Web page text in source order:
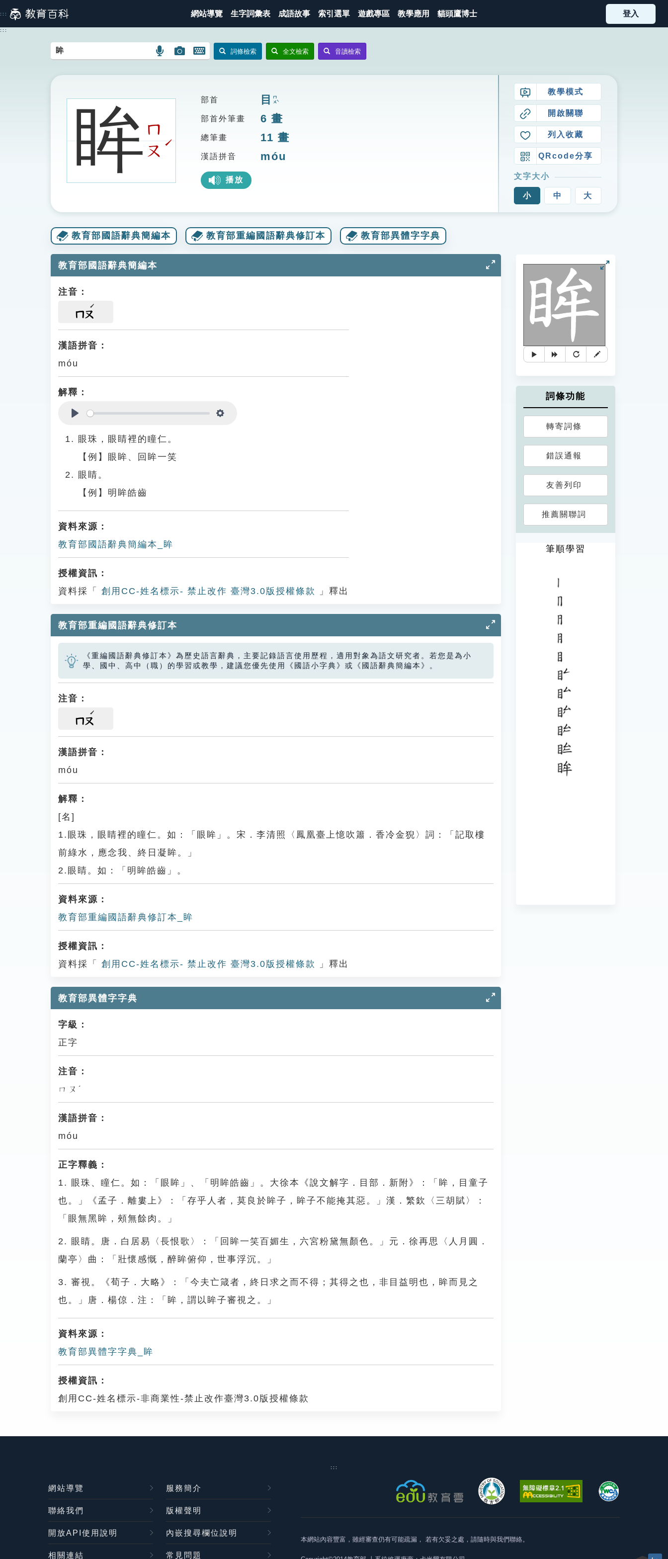
到
主
::: 網站導覽 生字詞彙表 成語故事 索引選單 遊戲專區 教學應用 貓頭鷹博士 登入
:::
語
搜
圖
圖
搜
開
鍵
圖
詞條檢索 全文檢索 音讀檢索
眸ㄇ
ㄡ
ˊ
部首 目 ㄇㄨˋ
部首外筆畫 6 畫
總筆畫 11 畫
漢語拼音 móu
播放
教學模式
開啟關聯
列入收藏
QRcode分享
文字大小
小 中 大
教育部國語辭典簡編本 教育部重編國語辭典修訂本 教育部異體字字典
教育部國語辭典簡編本
注音：
ㄇㄡ
漢語拼音：
móu
解釋：
眼珠，眼睛裡的瞳仁。
【例】眼眸、回眸一笑
眼睛。
【例】明眸皓齒
資料來源：
教育部國語辭典簡編本_眸
授權資訊：
資料採「
創用CC-姓名標示- 禁止改作 臺灣3.0版授權條款 」釋出
教育部重編國語辭典修訂本
《重編國語辭典修訂本》為歷史語言辭典，主要記錄語言使用歷程，適用對象為語文研究者。若您是為小
學、國中、高中（職）的學習或教學，建議您優先使用《國語小字典》或《國語辭典簡編本》。
注音：
ㄇㄡ
漢語拼音：
móu
解釋：
[名]
1.眼珠，眼睛裡的瞳仁。如：「眼眸」。宋．李清照〈鳳凰臺上憶吹簫．香冷金猊〉詞：「記取樓
前綠水，應念我、終日凝眸。」
2.眼睛。如：「明眸皓齒」。
資料來源：
教育部重編國語辭典修訂本_眸
授權資訊：
資料採「
創用CC-姓名標示- 禁止改作 臺灣3.0版授權條款 」釋出
教育部異體字字典
字級：
正字
注音：
ㄇㄡˊ
漢語拼音：
móu
正字釋義：
1. 眼珠、瞳仁。如：「眼眸」、「明眸皓齒」。大徐本《說文解字．目部．新附》：「眸，目童子
也。」《孟子．離婁上》：「存乎人者，莫良於眸子，眸子不能掩其惡。」漢．繁欽〈三胡賦〉：
「眼無黑眸，頰無餘肉。」
2. 眼睛。唐．白居易〈長恨歌〉：「回眸一笑百媚生，六宮粉黛無顏色。」元．徐再思〈人月圓．
蘭亭〉曲：「壯懷感慨，醉眸俯仰，世事浮沉。」
3. 審視。《荀子．大略》：「今夫亡箴者，終日求之而不得；其得之也，非目益明也，眸而見之
也。」唐．楊倞．注：「眸，謂以眸子審視之。」
資料來源：
教育部異體字字典_眸
授權資訊：
創用CC-姓名標示-非商業性-禁止改作臺灣3.0版授權條款
詞條功能
轉寄詞條
錯誤通報
友善列印
推薦關聯詞
筆順學習
:::
網站導覽 服務簡介
聯絡我們 版權聲明
開放API使用說明 內嵌搜尋欄位說明
相關連結 常見問題
本網站內容豐富，雖經審查仍有可能疏漏， 若有欠妥之處，請隨時與我們聯絡。